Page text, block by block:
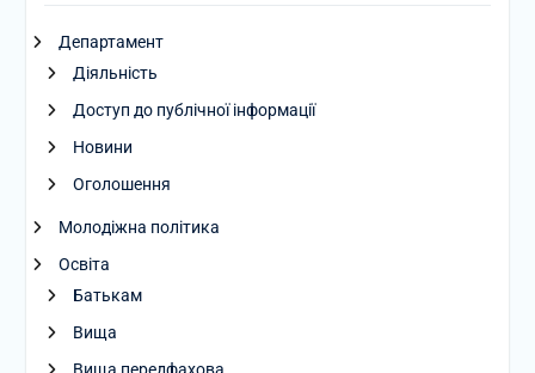
Департамент
Діяльність
Доступ до публічної інформації
Новини
Оголошення
Молодіжна політика
Освіта
Батькам
Вища